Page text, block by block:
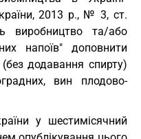
2013 р., № 3, ст.
виробництво та/або
напоїв" доповнити
додавання спирту)
вин плодово-
у шестимісячний